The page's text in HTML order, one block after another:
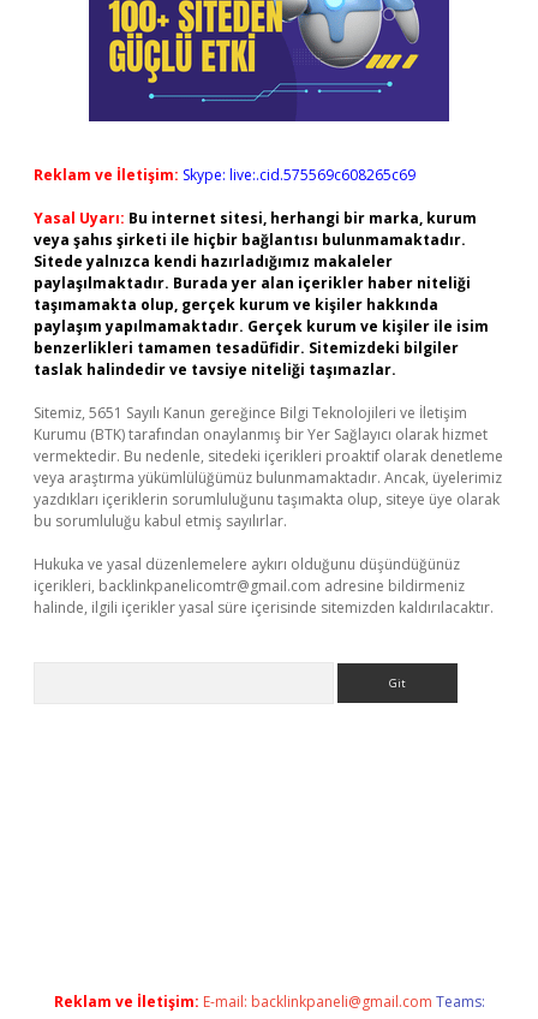
Reklam ve İletişim: Skype: live:.cid.575569c608265c69
Yasal Uyarı: Bu internet sitesi, herhangi bir marka, kurum
veya şahıs şirketi ile hiçbir bağlantısı bulunmamaktadır.
Sitede yalnızca kendi hazırladığımız makaleler
paylaşılmaktadır. Burada yer alan içerikler haber niteliği
taşımamakta olup, gerçek kurum ve kişiler hakkında
paylaşım yapılmamaktadır. Gerçek kurum ve kişiler ile isim
benzerlikleri tamamen tesadüfidir. Sitemizdeki bilgiler
taslak halindedir ve tavsiye niteliği taşımazlar.
Sitemiz, 5651 Sayılı Kanun gereğince Bilgi Teknolojileri ve İletişim
Kurumu (BTK) tarafından onaylanmış bir Yer Sağlayıcı olarak hizmet
vermektedir. Bu nedenle, sitedeki içerikleri proaktif olarak denetleme
veya araştırma yükümlülüğümüz bulunmamaktadır. Ancak, üyelerimiz
yazdıkları içeriklerin sorumluluğunu taşımakta olup, siteye üye olarak
bu sorumluluğu kabul etmiş sayılırlar.
Hukuka ve yasal düzenlemelere aykırı olduğunu düşündüğünüz
içerikleri, backlinkpanelicomtr@gmail.com adresine bildirmeniz
halinde, ilgili içerikler yasal süre içerisinde sitemizden kaldırılacaktır.
Reklam ve İletişim: E-mail: backlinkpaneli@gmail.com Teams: